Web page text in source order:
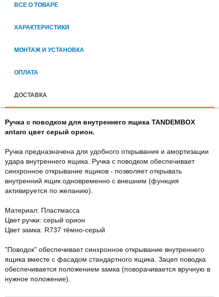
ВСЕ О ТОВАРЕ
ХАРАКТЕРИСТИКИ
МОНТАЖ И УСТАНОВКА
ОПЛАТА
ДОСТАВКА
Ручка с поводком для внутреннего ящика TANDEMBOX
antaro цвет серый орион.
Ручка предназначена для удобного открывания и амортизации
удара внутреннего ящика. Ручка с поводком обеспечивает
синхронное открывание ящиков - позволяет открывать
внутренний ящик одновременно с внешним (функция
активируется по желанию).
Maтeриaл: Пластмасса
Цвет ручки: серый орион
Цвет замка: R737 тёмно-серый
"Поводок" обеспечивает синхронное открывание внутреннего
ящика вместе с фасадом стандартного ящика. Зацеп поводка
обеспечивается положением замка (поворачивается вручную в
нужное положение).